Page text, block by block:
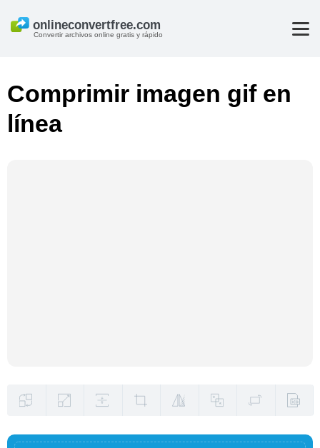
Convertir archivos online gratis y rápido
Comprimir imagen gif en
línea